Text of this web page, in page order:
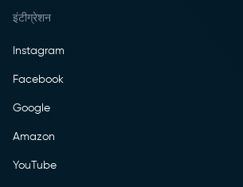
इंटीग्रेशन
Instagram
Facebook
Google
Amazon
YouTube